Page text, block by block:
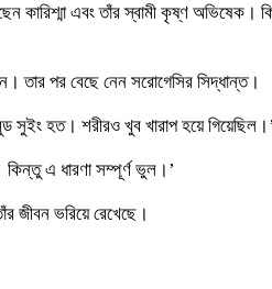
কারিশ্মা এবং তাঁর স্বামী কৃষ্ণ অভিষেক।
তার পর বেছে নেন সরোগেসির সিদ্ধান্ত।
সুইং হত। শরীরও খুব খারাপ হয়ে গিয়েছিল।’
কিন্তু এ ধারণা সম্পূর্ণ ভুল।’
জীবন ভরিয়ে রেখেছে।